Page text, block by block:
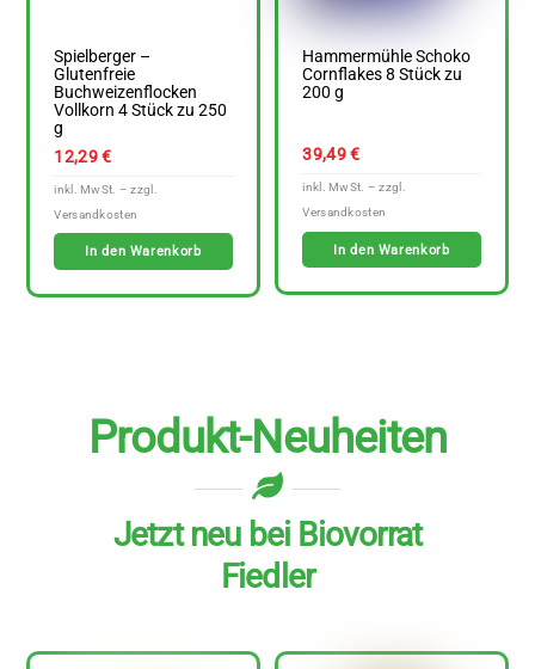
Spielberger –
Glutenfreie
Buchweizenflocken
Vollkorn 4 Stück zu 250
g
12,29€
In den Warenkorb
Hammermühle Schoko
Cornflakes 8 Stück zu
200 g
39,49€
In den Warenkorb
Produkt-Neuheiten
Jetzt neu bei Biovorrat
Fiedler